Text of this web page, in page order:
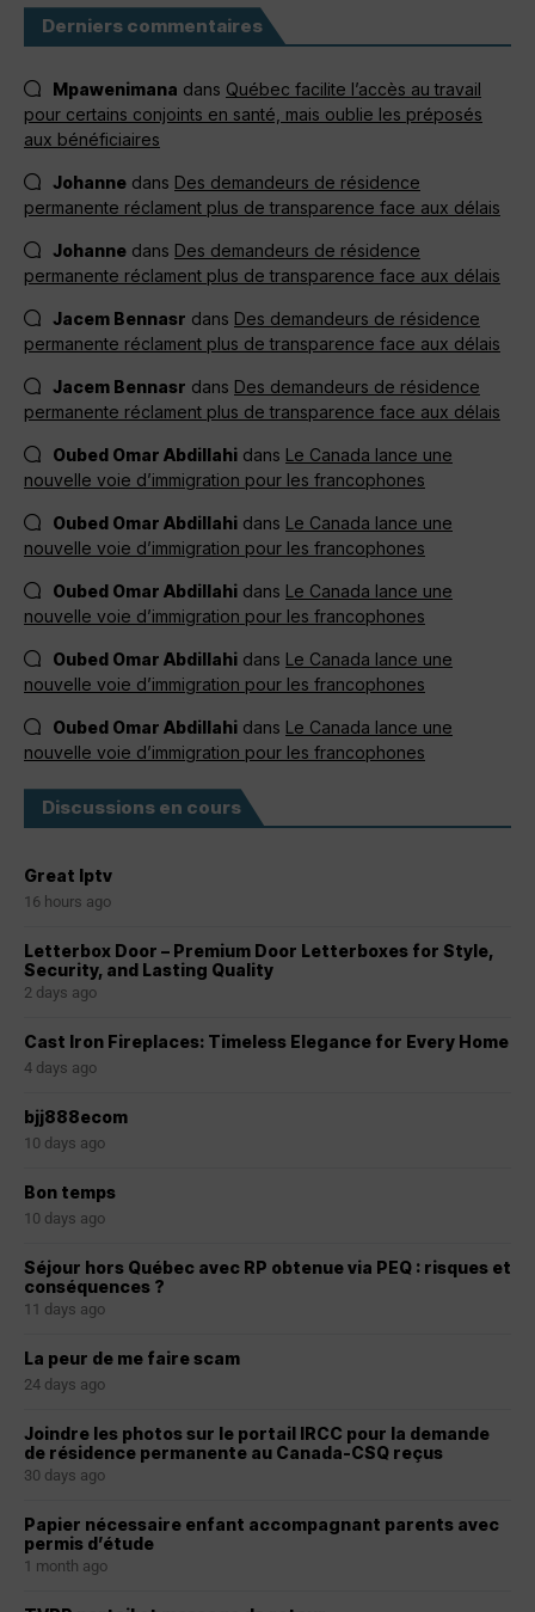
Derniers commentaires
Mpawenimana dans Québec facilite l’accès au travail
pour certains conjoints en santé, mais oublie les préposés
aux bénéficiaires
Johanne dans Des demandeurs de résidence
permanente réclament plus de transparence face aux délais
Johanne dans Des demandeurs de résidence
permanente réclament plus de transparence face aux délais
Jacem Bennasr dans Des demandeurs de résidence
permanente réclament plus de transparence face aux délais
Jacem Bennasr dans Des demandeurs de résidence
permanente réclament plus de transparence face aux délais
Oubed Omar Abdillahi dans Le Canada lance une
nouvelle voie d’immigration pour les francophones
Oubed Omar Abdillahi dans Le Canada lance une
nouvelle voie d’immigration pour les francophones
Oubed Omar Abdillahi dans Le Canada lance une
nouvelle voie d’immigration pour les francophones
Oubed Omar Abdillahi dans Le Canada lance une
nouvelle voie d’immigration pour les francophones
Oubed Omar Abdillahi dans Le Canada lance une
nouvelle voie d’immigration pour les francophones
Discussions en cours
Great Iptv
16 hours ago
Letterbox Door – Premium Door Letterboxes for Style,
Security, and Lasting Quality
2 days ago
Cast Iron Fireplaces: Timeless Elegance for Every Home
4 days ago
bjj888ecom
10 days ago
Bon temps
10 days ago
Séjour hors Québec avec RP obtenue via PEQ : risques et
conséquences ?
11 days ago
La peur de me faire scam
24 days ago
Joindre les photos sur le portail IRCC pour la demande
de résidence permanente au Canada-CSQ reçus
30 days ago
Papier nécessaire enfant accompagnant parents avec
permis d’étude
1 month ago